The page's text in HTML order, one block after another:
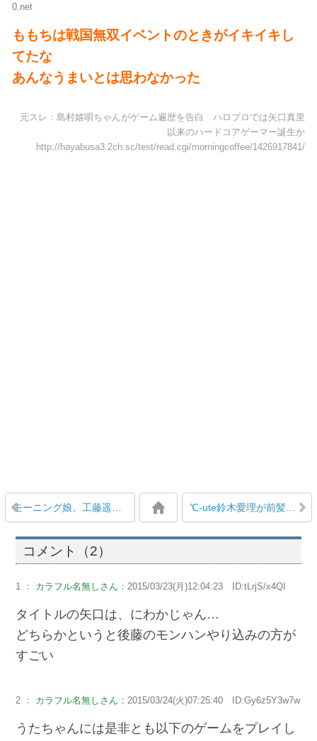
0.net
ももちは戦国無双イベントのときがイキイキし
てたな
あんなうまいとは思わなかった
元スレ：島村嬉唄ちゃんがゲーム遍歴を告白 ハロプロでは矢口真里
以来のハードコアゲーマー誕生か
http://hayabusa3.2ch.sc/test/read.cgi/morningcoffee/1426917841/
モーニング娘。工藤遥、石田亜佑美に「あゆみんは素直になれないタイプ。思い詰める子だから、ハルがサポートしたい」 ℃-ute鈴木愛理が前髪切って中島早貴が痩せてビジュアルがさらに最高潮に
コメント（2）
1 ： カラフル名無しさん ：2015/03/23(月)12:04:23 ID:tLrjS/x4QI
タイトルの矢口は、にわかじゃん…
どちらかというと後藤のモンハンやり込みの方が
すごい
2 ： カラフル名無しさん ：2015/03/24(火)07:25:40 ID:Gy6z5Y3w7w
うたちゃんには是非とも以下のゲームをプレイし